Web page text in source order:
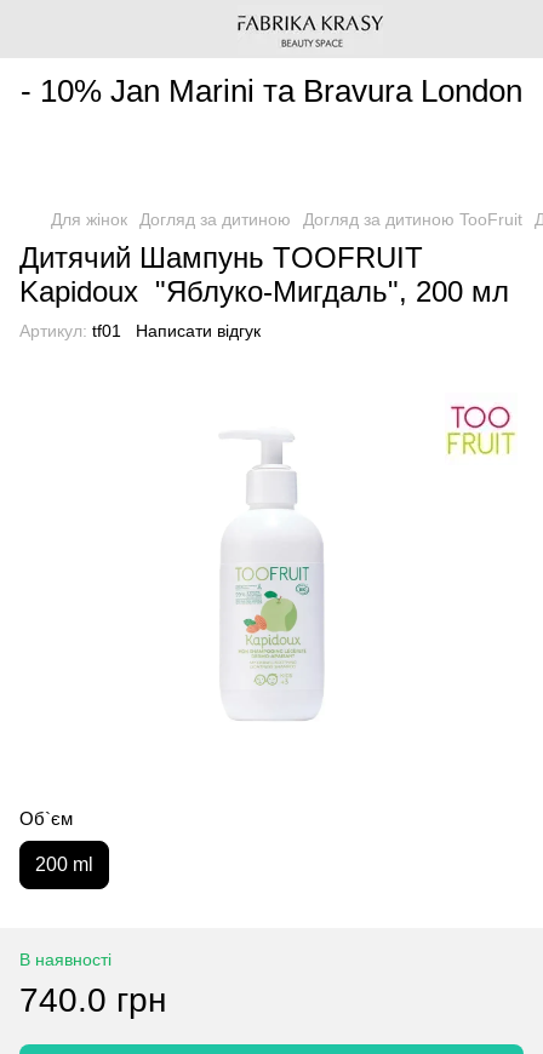
- 10% Jan Marini та Bravura London
Для жінок Догляд за дитиною Догляд за дитиною TooFruit
Дитячий Шампунь TOOFRUIT
Kapidoux "Яблуко-Мигдаль", 200 мл
Артикул: tf01 Написати відгук
Об`єм
200 ml
В наявності
740.0 грн